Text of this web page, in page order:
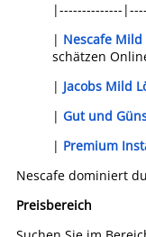
|--------------
| Nescafe Mild
schätzen
| Jacobs Mild
| Gut und
| Premium
Nescafe dominiert
Preisbereich